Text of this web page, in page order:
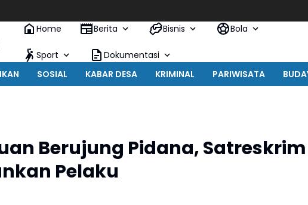
Home
Berita Bisnis Bola
Sport
Dokumentasi
SOSIAL KABAR DESA KRIMINAL PARIWISATA
Berujung Pidana, Satreskrim
Pelaku